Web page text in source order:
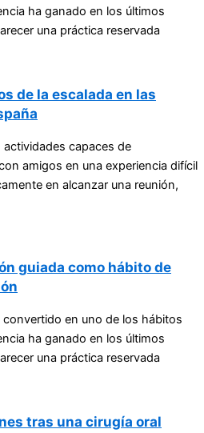
ha ganado en los últimos
una práctica reservada
de la escalada en las
actividades capaces de
amigos en una experiencia difícil
en alcanzar una reunión,
guiada como hábito de
en uno de los hábitos
ha ganado en los últimos
una práctica reservada
tras una cirugía oral